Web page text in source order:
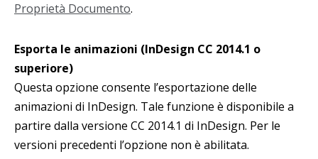
Proprietà Documento.
Esporta le animazioni (InDesign CC 2014.1 o
superiore)
Questa opzione consente l’esportazione delle
animazioni di InDesign. Tale funzione è disponibile a
partire dalla versione CC 2014.1 di InDesign. Per le
versioni precedenti l’opzione non è abilitata.